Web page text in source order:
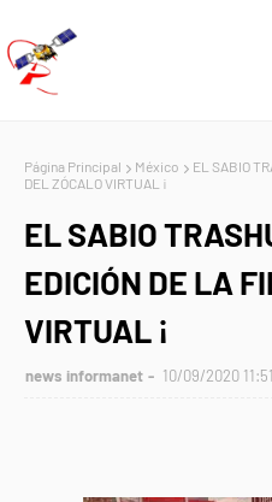
Página Principal México
EL SABIO
DEL ZÓCALO VIRTUAL ¡
EL SABIO
EDICIÓN DE LA
VIRTUAL ¡
news informanet 10/09/2020